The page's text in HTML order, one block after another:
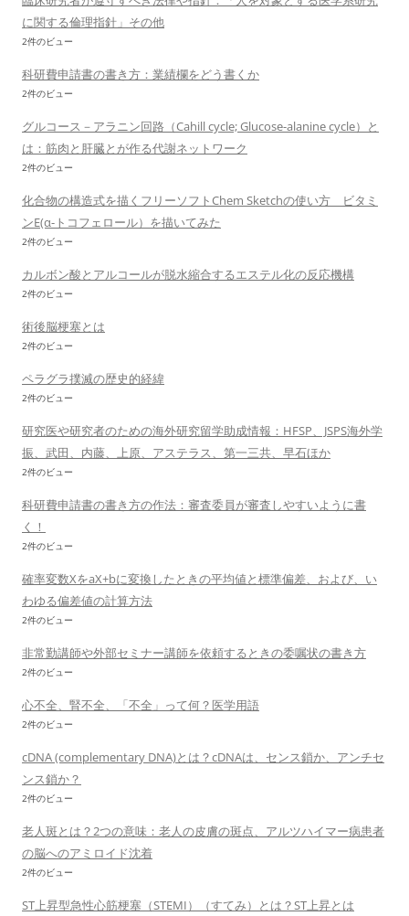
に関する倫理指針」その他
2件のビュー
科研費申請書の書き方：業績欄をどう書くか
2件のビュー
グルコース－アラニン回路（Cahill cycle; Glucose-alanine cycle）と
は：筋肉と肝臓とが作る代謝ネットワーク
2件のビュー
化合物の構造式を描くフリーソフトChem Sketchの使い方 ビタミ
ンE(α-トコフェロール）を描いてみた
2件のビュー
カルボン酸とアルコールが脱水縮合するエステル化の反応機構
2件のビュー
術後脳梗塞とは
2件のビュー
ペラグラ撲滅の歴史的経緯
2件のビュー
研究医や研究者のための海外研究留学助成情報：HFSP、JSPS海外学
振、武田、内藤、上原、アステラス、第一三共、早石ほか
2件のビュー
科研費申請書の書き方の作法：審査委員が審査しやすいように書
く！
2件のビュー
確率変数XをaX+bに変換したときの平均値と標準偏差、および、い
わゆる偏差値の計算方法
2件のビュー
非常勤講師や外部セミナー講師を依頼するときの委嘱状の書き方
2件のビュー
心不全、腎不全、「不全」って何？医学用語
2件のビュー
cDNA (complementary DNA)とは？cDNAは、センス鎖か、アンチセ
ンス鎖か？
2件のビュー
老人斑とは？2つの意味：老人の皮膚の斑点、アルツハイマー病患者
の脳へのアミロイド沈着
2件のビュー
ST上昇型急性心筋梗塞（STEMI）（すてみ）とは？ST上昇とは